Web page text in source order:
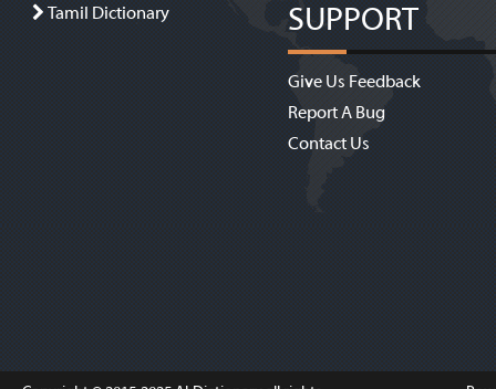
Tamil Dictionary
SUPPORT
Give Us Feedback
Report A Bug
Contact Us